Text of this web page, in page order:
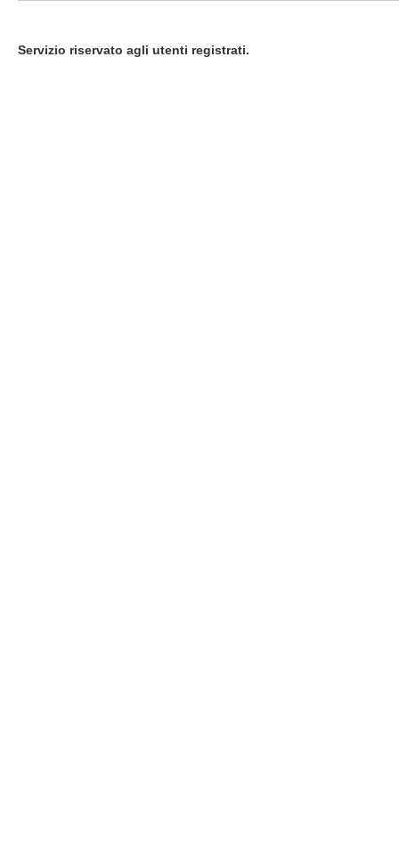
Servizio riservato agli utenti registrati.